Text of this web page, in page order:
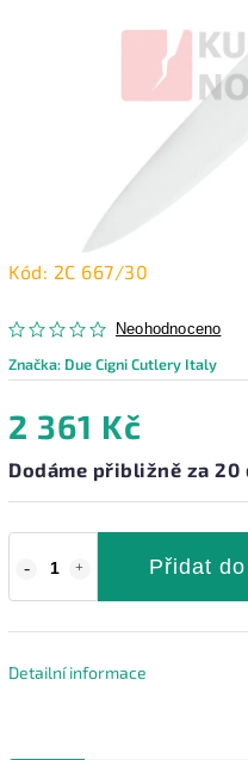
Kód: 2C 667/30
Neohodnoceno
Značka: Due Cigni Cutlery Italy
2 361 Kč
Dodáme přibližně za 20
Přidat
Detailní informace